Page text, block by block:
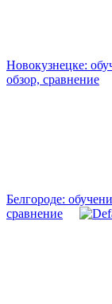
Новокузнецке:
обзор, сравнение
Белгороде:
сравнение